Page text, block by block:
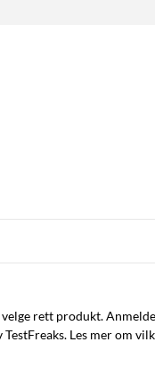
rett produkt.
Les mer om